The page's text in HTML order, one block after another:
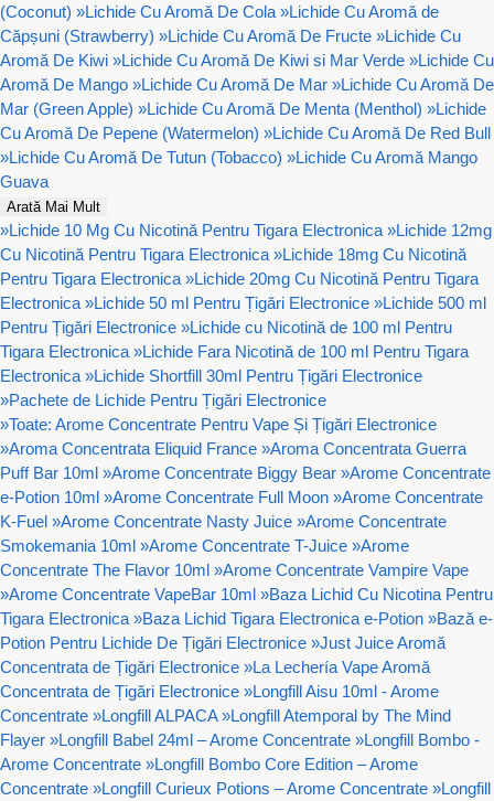
(Coconut) »Lichide Cu Aromă De Cola »Lichide Cu Aromă de
Căpșuni (Strawberry) »Lichide Cu Aromă De Fructe »Lichide Cu
Aromă De Kiwi »Lichide Cu Aromă De Kiwi si Mar Verde »Lichide Cu
Aromă De Mango »Lichide Cu Aromă De Mar »Lichide Cu Aromă De
Mar (Green Apple) »Lichide Cu Aromă De Menta (Menthol) »Lichide
Cu Aromă De Pepene (Watermelon) »Lichide Cu Aromă De Red Bull
»Lichide Cu Aromă De Tutun (Tobacco) »Lichide Cu Aromă Mango
Guava
Arată Mai Mult
»Lichide 10 Mg Cu Nicotină Pentru Tigara Electronica »Lichide 12mg
Cu Nicotină Pentru Tigara Electronica »Lichide 18mg Cu Nicotină
Pentru Tigara Electronica »Lichide 20mg Cu Nicotină Pentru Tigara
Electronica »Lichide 50 ml Pentru Țigări Electronice »Lichide 500 ml
Pentru Țigări Electronice »Lichide cu Nicotină de 100 ml Pentru
Tigara Electronica »Lichide Fara Nicotină de 100 ml Pentru Tigara
Electronica »Lichide Shortfill 30ml Pentru Țigări Electronice
»Pachete de Lichide Pentru Țigări Electronice
»Toate: Arome Concentrate Pentru Vape Și Țigări Electronice
»Aroma Concentrata Eliquid France »Aroma Concentrata Guerra
Puff Bar 10ml »Arome Concentrate Biggy Bear »Arome Concentrate
e-Potion 10ml »Arome Concentrate Full Moon »Arome Concentrate
K-Fuel »Arome Concentrate Nasty Juice »Arome Concentrate
Smokemania 10ml »Arome Concentrate T-Juice »Arome
Concentrate The Flavor 10ml »Arome Concentrate Vampire Vape
»Arome Concentrate VapeBar 10ml »Baza Lichid Cu Nicotina Pentru
Tigara Electronica »Baza Lichid Tigara Electronica e-Potion »Bază e-
Potion Pentru Lichide De Țigări Electronice »Just Juice Aromă
Concentrata de Țigări Electronice »La Lechería Vape Aromă
Concentrata de Țigări Electronice »Longfill Aisu 10ml - Arome
Concentrate »Longfill ALPACA »Longfill Atemporal by The Mind
Flayer »Longfill Babel 24ml – Arome Concentrate »Longfill Bombo -
Arome Concentrate »Longfill Bombo Core Edition – Arome
Concentrate »Longfill Curieux Potions – Arome Concentrate »Longfill